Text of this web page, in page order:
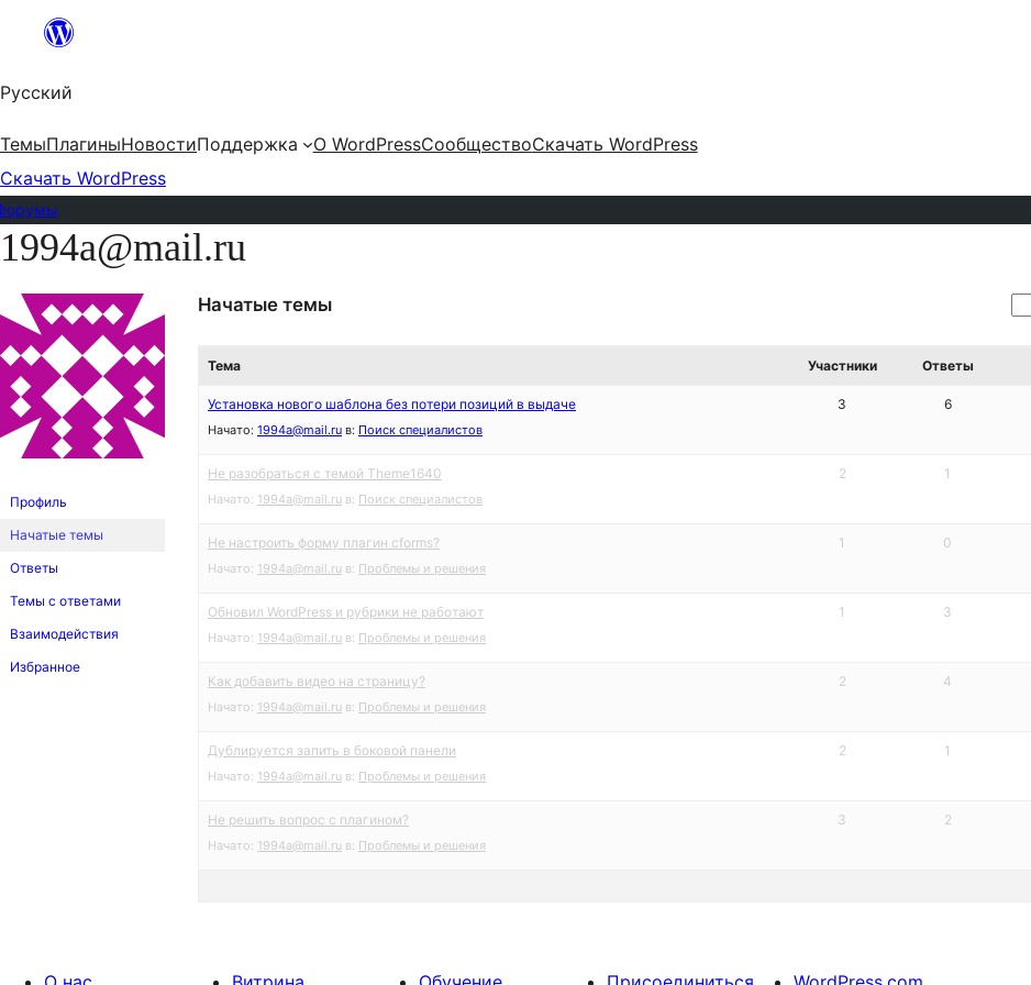
Перейти
содержимому
Русский
ТемыПлагиныНовостиПоддержка О WordPressСообществоСкачать WordPress
Скачать WordPress
Перейти
содержимому
1994a@mail.ru
Профиль
Начатые темы
Ответы
Темы с ответами
Взаимодействия
Избранное
Начатые темы
Тема Участники Ответы
Установка нового шаблона без потери позиций в выдаче
Начато: 1994a@mail.ru в: Поиск специалистов
3 6
Не разобраться с темой Theme1640
Начато: 1994a@mail.ru в: Поиск специалистов
2 1
Не настроить форму плагин cforms?
Начато: 1994a@mail.ru в: Проблемы и решения
1 0
Обновил WordPress и рубрики не работают
Начато: 1994a@mail.ru в: Проблемы и решения
1 3
Как добавить видео на страницу?
Начато: 1994a@mail.ru в: Проблемы и решения
2 4
Дублируется запить в боковой панели
Начато: 1994a@mail.ru в: Проблемы и решения
2 1
Не решить вопрос с плагином?
Начато: 1994a@mail.ru в: Проблемы и решения
3 2